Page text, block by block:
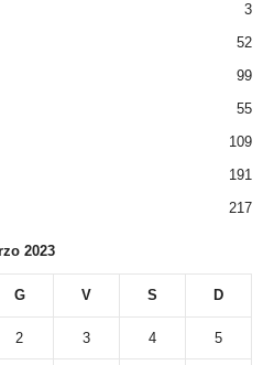
3
52
99
55
109
191
217
2023
G V S D
2 3 4 5